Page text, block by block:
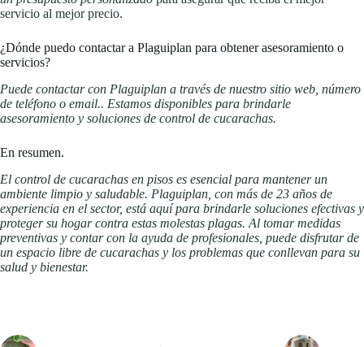
servicio al mejor precio.
¿Dónde puedo contactar a Plaguiplan para obtener asesoramiento o
servicios?
Puede contactar con Plaguiplan a través de nuestro sitio web, número
de teléfono o email.. Estamos disponibles para brindarle
asesoramiento y soluciones de control de cucarachas.
En resumen.
El control de cucarachas en pisos es esencial para mantener un
ambiente limpio y saludable. Plaguiplan, con más de 23 años de
experiencia en el sector, está aquí para brindarle soluciones efectivas y
proteger su hogar contra estas molestas plagas. Al tomar medidas
preventivas y contar con la ayuda de profesionales, puede disfrutar de
un espacio libre de cucarachas y los problemas que conllevan para su
salud y bienestar.